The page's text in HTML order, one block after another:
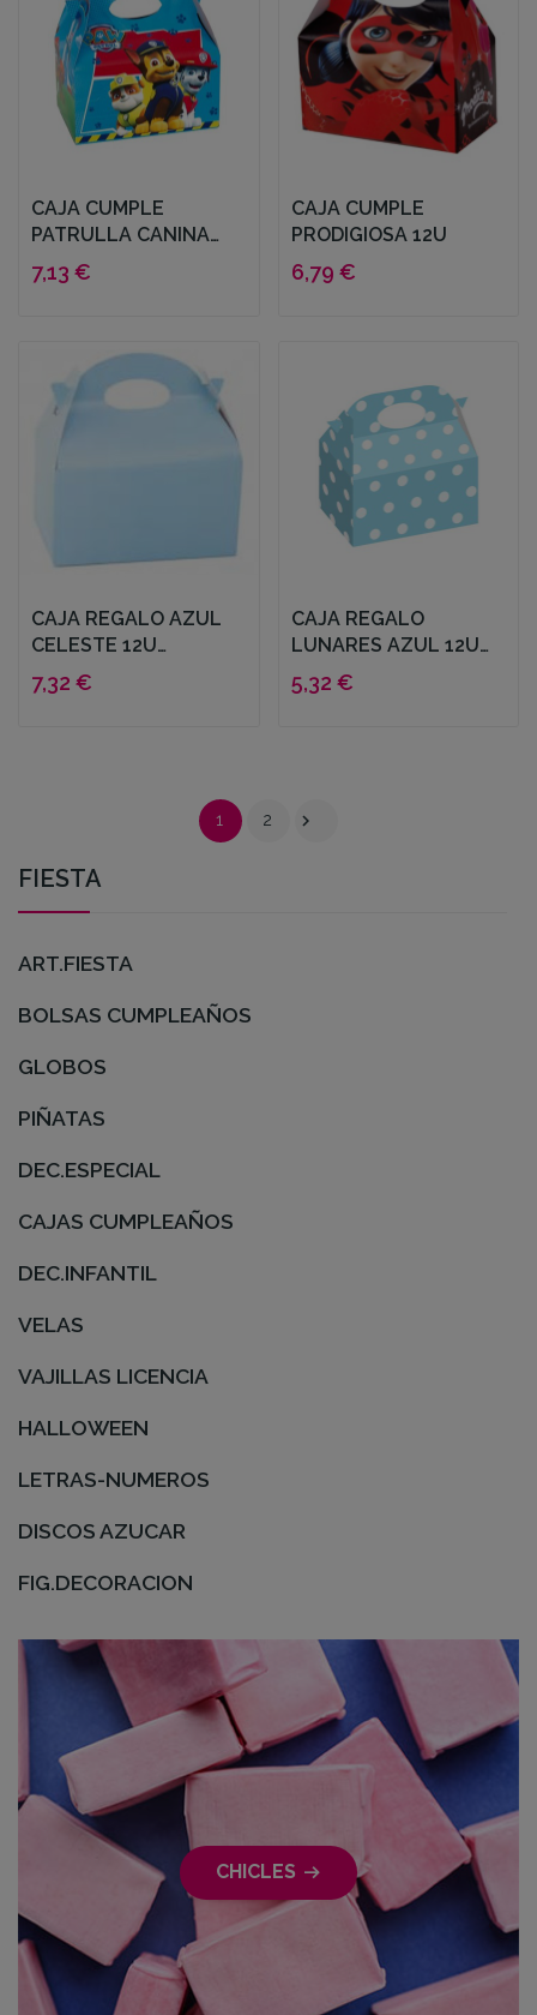
FIESTA
ART.FIESTA
BOLSAS CUMPLEAÑOS
GLOBOS
PIÑATAS
DEC.ESPECIAL
CAJAS CUMPLEAÑOS
DEC.INFANTIL
VELAS
VAJILLAS LICENCIA
HALLOWEEN
LETRAS-NUMEROS
DISCOS AZUCAR
FIG.DECORACION
CHICLES
CAJA CUMPLE
PATRULLA CANINA
12U
7,13 €
CAJA CUMPLE
PRODIGIOSA 12U
6,79 €
CAJA REGALO AZUL
CELESTE 12U
16X16X10.5CM
7,32 €
CAJA REGALO
LUNARES AZUL 12U
15X9X15CM
5,32 €
1 2 